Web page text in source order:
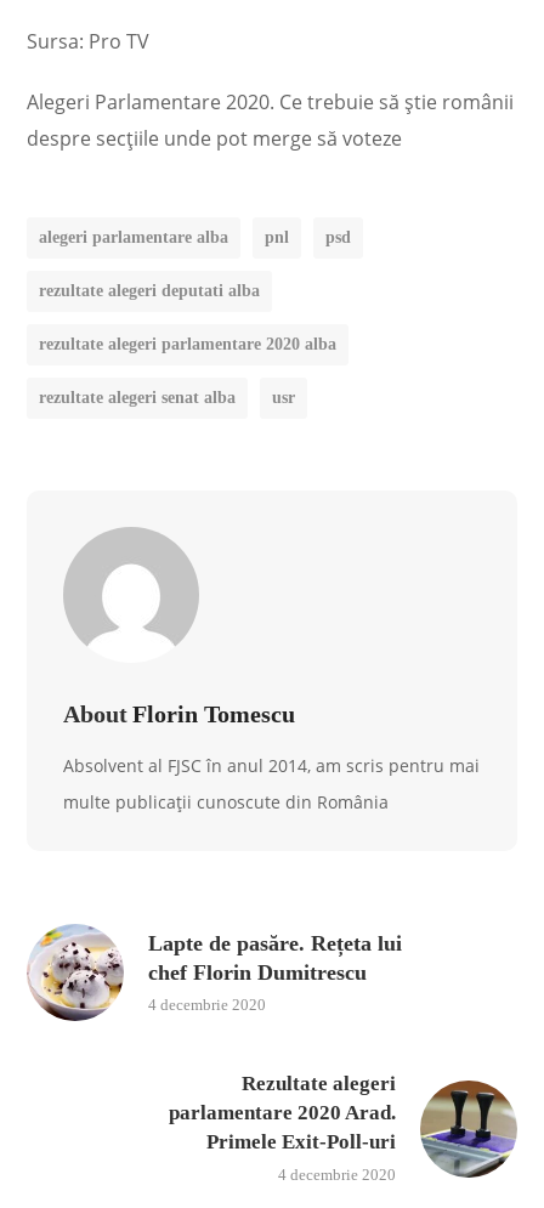
Sursa: Pro TV
Alegeri Parlamentare 2020. Ce trebuie să știe românii
despre secțiile unde pot merge să voteze
alegeri parlamentare alba pnl psd
rezultate alegeri deputati alba
rezultate alegeri parlamentare 2020 alba
rezultate alegeri senat alba usr
About Florin Tomescu
Absolvent al FJSC în anul 2014, am scris pentru mai
multe publicații cunoscute din România
Lapte de pasăre. Rețeta lui
chef Florin Dumitrescu
4 decembrie 2020
Rezultate alegeri
parlamentare 2020 Arad.
Primele Exit-Poll-uri
4 decembrie 2020